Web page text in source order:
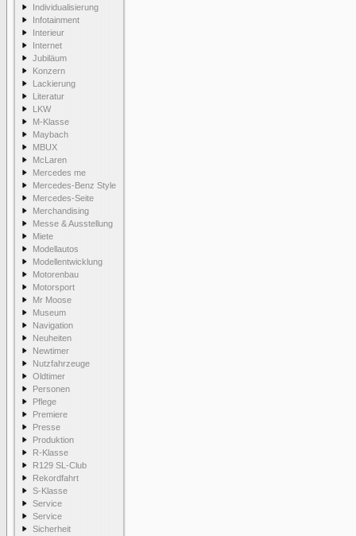
Individualisierung
Infotainment
Interieur
Internet
Jubiläum
Konzern
Lackierung
Literatur
LKW
M-Klasse
Maybach
MBUX
McLaren
Mercedes me
Mercedes-Benz Style
Mercedes-Seite
Merchandising
Messe & Ausstellung
Miete
Modellautos
Modellentwicklung
Motorenbau
Motorsport
Mr Moose
Museum
Navigation
Neuheiten
Newtimer
Nutzfahrzeuge
Oldtimer
Personen
Pflege
Premiere
Presse
Produktion
R-Klasse
R129 SL-Club
Rekordfahrt
S-Klasse
Service
Service
Sicherheit